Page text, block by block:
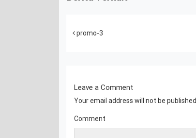
Post navigation
promo-3
Leave a Comment
Your email address will not be published.
Comment